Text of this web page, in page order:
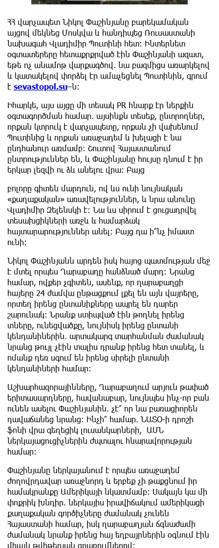
ՀՀ վարչապետ Նիկոլ Փաշինյանը բարեկամական
այցով մեկնեց Մոսկվա և հանդիպեց Ռուսաստանի
նախագահ Վլադիմիր Պուտինի հետ։ Ինտերնետ
օգտատերերը հետաքրքրված էին Փաշինյանի ազատ,
եթե ոչ անամոթ վարքագծով. նա բազմիցս առարկելով
և կատակելով փորձել էր ամաչեցնել Պուտինին, գրում
է sevastopol.su–ն։
Իհարկե, այս այցը մի տեսակ PR հնարք էր ներքին
օգտագործման համար. այսինքն տեսեք, ընտրողներ,
որքան կտրուկ է վարչապետը, որքան չի վախենում
Պուտինից և որքան առաջադեմ և խելացի է նա
ընդհանուր առմամբ։ Շուտով Հայաստանում
ընտրություններ են, և Փաշինյանը հույսը դնում է իր
երկար լեզվի ու ձև անելու վրա։ Բայց
բոլորը գիտեն մարդուն, ով ևս ունի նույնական
«քաղաքական» առավելություններ, և նրա անունը
Վլադիմիր Զելենսկի է։ Նա ևս սիրում է ցուցադրվել
տեսախցիկների առջև և համարձակ
հայտարարություններ անել։ Բայց դա ի՞նչ իմաստ
ունի։
Նիկոլ Փաշինյանն արդեն իսկ հայոց պատմության մեջ
է մտել որպես Ղարաբաղը հանձնած մարդ։ Նրանց
համար, ովքեր չգիտեն, ասենք, որ ղարաբաղցի
հայերը 24 ժամվա ընթացքում լքել են այն վայրերը,
որտեղ իրենց ընտանիքները ապրել են դարեր
շարունակ։ Նրանք ստիպված էին թողնել իրենց
տները, ունեցվածքը, նույնիսկ իրենց ընտանի
կենդանիներին. արտակարգ տարհանման ժամանակ
նրանց թույլ չէին տալիս դրանք իրենց հետ տանել, և
ոմանք դեռ սգում են իրենց սիրելի ընտանի
կենդանիների համար։
Աշխարհազորայինները, Ղարաբաղում արյուն թափած
երիտասարդները, հավանաբար, նույնպես ինչ-որ բան
ունեն ասելու Փաշինյանին. չէ՞ որ նա բառացիորեն
դավաճանեց նրանց: Ինչի՞ համար. ՆԱՏՕ-ի դրոշի
ֆոնի վրա գեղեցիկ լուսանկարների, ԱՄՆ
ներկայացուցիչներին ժպտալու հնարավորության
համար:
Փաշինյանը ներկայանում է որպես առաջադեմ
ժողովրդավար առաջնորդ և երբեք չի թաքցնում իր
համակրանքը Ամերիկայի նկատմամբ: Սակայն կա մի
փոքրիկ խնդիր. ներկայիս իրավիճակում ամերիկացի
քաղաքական գործիչները ժամանակ չունեն
Հայաստանի համար, իսկ ղարաբաղյան ճգնաժամի
ժամանակ նրանք իրենց հայ եղբայրներին օգնում էին
միայն թվիթերյան գրառումներով: